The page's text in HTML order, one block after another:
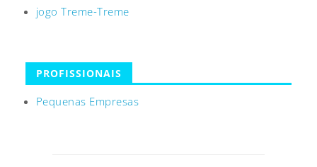
jogo Treme-Treme
PROFISSIONAIS
Pequenas Empresas